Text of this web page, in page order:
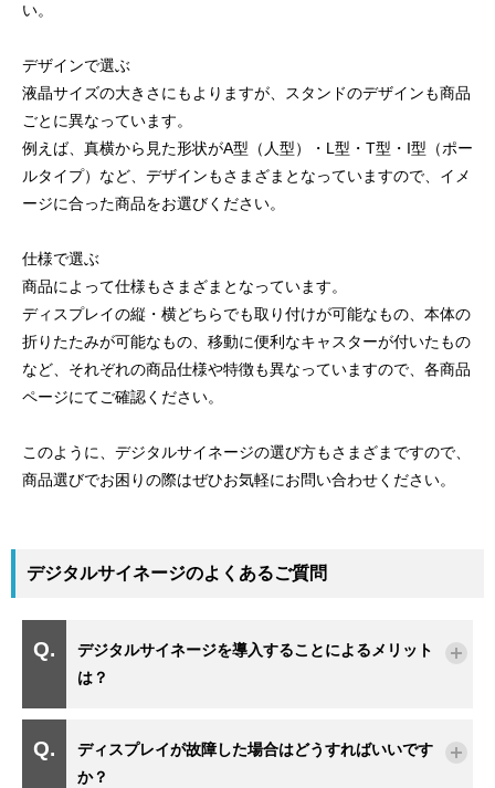
い。
デザインで選ぶ
液晶サイズの大きさにもよりますが、スタンドのデザインも商品
ごとに異なっています。
例えば、真横から見た形状がA型（人型）・L型・T型・I型（ポー
ルタイプ）など、デザインもさまざまとなっていますので、イメ
ージに合った商品をお選びください。
仕様で選ぶ
商品によって仕様もさまざまとなっています。
ディスプレイの縦・横どちらでも取り付けが可能なもの、本体の
折りたたみが可能なもの、移動に便利なキャスターが付いたもの
など、それぞれの商品仕様や特徴も異なっていますので、各商品
ページにてご確認ください。
このように、デジタルサイネージの選び方もさまざまですので、
商品選びでお困りの際はぜひお気軽にお問い合わせください。
デジタルサイネージのよくあるご質問
デジタルサイネージを導入することによるメリット
は？
ディスプレイが故障した場合はどうすればいいです
か？